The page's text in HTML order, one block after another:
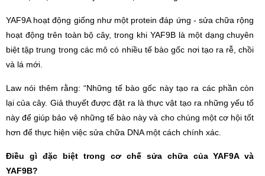
YAF9A hoạt động giống như một protein đáp ứng - sửa chữa rộng
hoạt động trên toàn bộ cây, trong khi YAF9B là một dạng chuyên
biệt tập trung trong các mô có nhiều tế bào gốc nơi tạo ra rễ, chồi
và lá mới.
Law nói thêm rằng: “Những tế bào gốc này tạo ra các phần còn
lại của cây. Giả thuyết được đặt ra là thực vật tạo ra những yếu tố
này để giúp bảo vệ những tế bào này và cho chúng một cơ hội tốt
hơn để thực hiện việc sửa chữa DNA một cách chính xác.
Điều gì đặc biệt trong cơ chế sửa chữa của YAF9A và
YAF9B?